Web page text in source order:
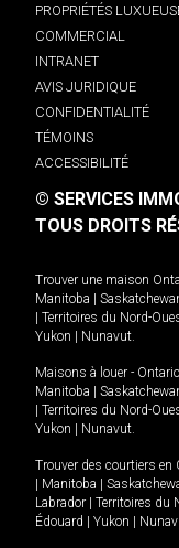
PROPRIÉTÉS
COMMERCIAL
INTRANET
AVIS JURIDIQUE
CONFIDENTIALITÉ
TÉMOINS
ACCESSIBILITÉ
© SERVICES
TOUS DROITS
Trouver une maison
Manitoba |
| Territoires du Nord-
Yukon | Nunavut
Maisons à louer - Ontario
Manitoba |
| Territoires du Nord-
Yukon | Nunavut
Trouver des courtiers en
| Manitoba |
Labrador | Territoires du
Édouard | Yukon |